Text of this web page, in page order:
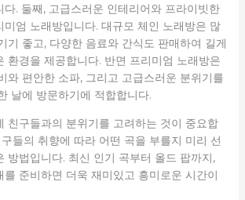
. 둘째, 고급스러운 인테리어와 프라이빗한
미엄 노래방입니다. 대규모 체인 노래방은 많
기 좋고, 다양한 음료와 간식도 판매하여 길게
환경을 제공합니다. 반면 프리미엄 노래방은
와 편안한 소파, 그리고 고급스러운 분위기를
날에 방문하기에 적합합니다.
친구들과의 분위기를 고려하는 것이 중요합
들의 취향에 따라 어떤 곡을 부를지 미리 선
방법입니다. 최신 인기 곡부터 올드 팝까지,
를 준비하면 더욱 재미있고 흥미로운 시간이